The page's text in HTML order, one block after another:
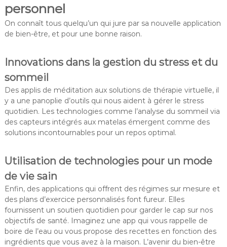
personnel
On connaît tous quelqu’un qui jure par sa nouvelle application
de bien-être, et pour une bonne raison.
Innovations dans la gestion du stress et du
sommeil
Des applis de méditation aux solutions de thérapie virtuelle, il
y a une panoplie d’outils qui nous aident à gérer le stress
quotidien. Les technologies comme l’analyse du sommeil via
des capteurs intégrés aux matelas émergent comme des
solutions incontournables pour un repos optimal.
Utilisation de technologies pour un mode
de vie sain
Enfin, des applications qui offrent des régimes sur mesure et
des plans d’exercice personnalisés font fureur. Elles
fournissent un soutien quotidien pour garder le cap sur nos
objectifs de santé. Imaginez une app qui vous rappelle de
boire de l’eau ou vous propose des recettes en fonction des
ingrédients que vous avez à la maison. L’avenir du bien-être